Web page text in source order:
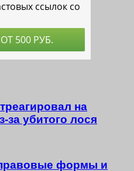
на
за убитого лося
формы и